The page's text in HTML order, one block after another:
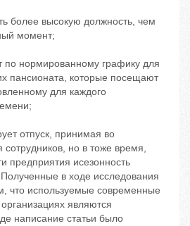
более высокую должность, чем
момент;
по нормированному графику для
пансионата, которые посещают
для каждого
отпуск, принимая во
но в тоже время,
предприятия исезонность
в ходе исследования
что используемые современные
являются
написание статьи было